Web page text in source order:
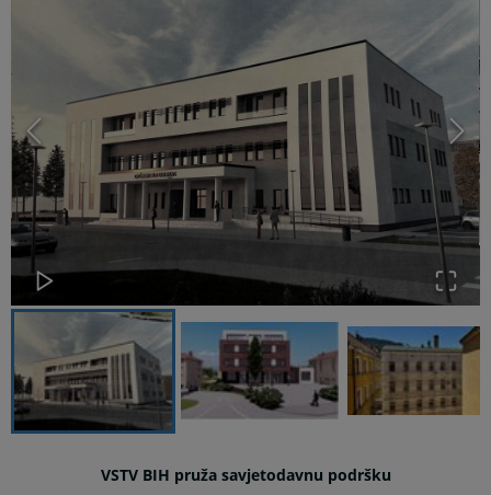
VSTV BIH pruža savjetodavnu podršku